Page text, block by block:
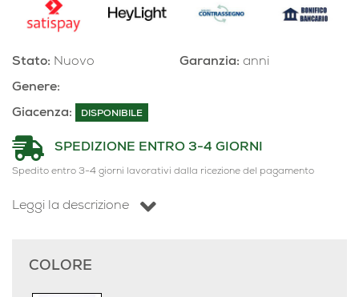
Stato: Nuovo
Genere:
Garanzia: anni
Giacenza: DISPONIBILE
SPEDIZIONE ENTRO 3-4 GIORNI
Spedito entro 3-4 giorni lavorativi dalla ricezione del pagamento
Leggi la descrizione
COLORE